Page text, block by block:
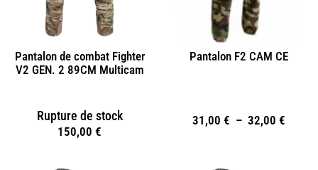
Pantalon de combat Fighter
V2 GEN. 2 89CM Multicam
Rupture de stock
150,00 €
Pantalon F2 CAM CE
31,00 € – 32,00 €